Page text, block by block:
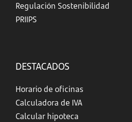
Regulación Sostenibilidad
PRIIPS
DESTACADOS
Horario de oficinas
Calculadora de IVA
Calcular hipoteca